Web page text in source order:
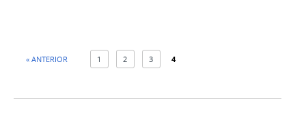
« ANTERIOR 1 2 3 4